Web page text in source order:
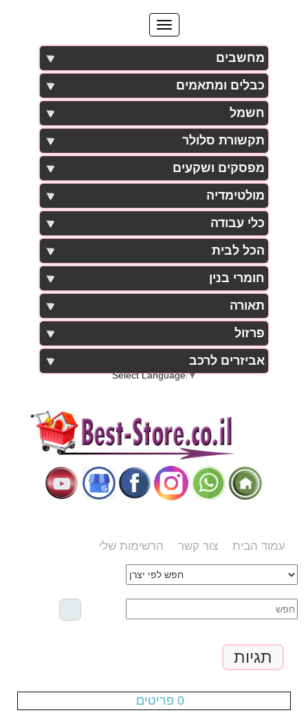
מחשבים
כבלים ומתאמים
חשמל
תקשורת סלולר
מפסקים ושקעים
מולטימדיה
כלי עבודה
הכל לבית
חומרי בנין
תאורה
פרזול
אביזרים לרכב
Select Language▼
הרשימות שלי עמוד הבית צור קשר
תגיות
0 פריטים